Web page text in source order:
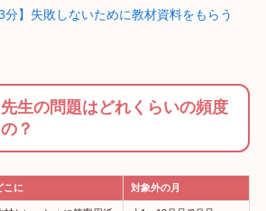
3分】失敗しないために教材資料をもらう
生の問題はどれくらいの頻度
？
こに 対象外の月